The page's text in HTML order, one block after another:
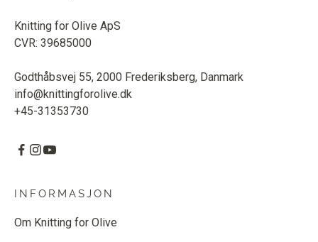
Knitting for Olive ApS
CVR: 39685000
Godthåbsvej 55, 2000 Frederiksberg, Danmark
info@knittingforolive.dk
+45-31353730
INFORMASJON
Om Knitting for Olive